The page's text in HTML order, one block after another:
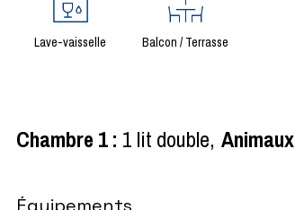
Lave-vaisselle Balcon / Terrasse
Chambre 1: 1 lit double Animaux